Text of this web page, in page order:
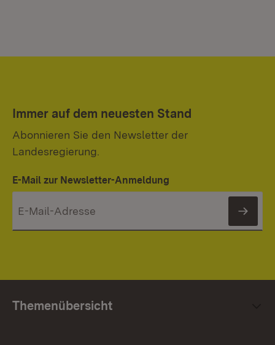
Immer auf dem neuesten Stand
Abonnieren Sie den Newsletter der
Landesregierung.
E-Mail zur Newsletter-Anmeldung
Themenübersicht